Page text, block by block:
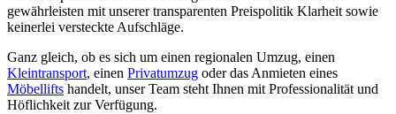
gewährleisten mit unserer transparenten Preispolitik Klarheit sowie
keinerlei versteckte Aufschläge.
Ganz gleich, ob es sich um einen regionalen Umzug, einen
Kleintransport, einen Privatumzug oder das Anmieten eines
Möbellifts handelt, unser Team steht Ihnen mit Professionalität und
Höflichkeit zur Verfügung.